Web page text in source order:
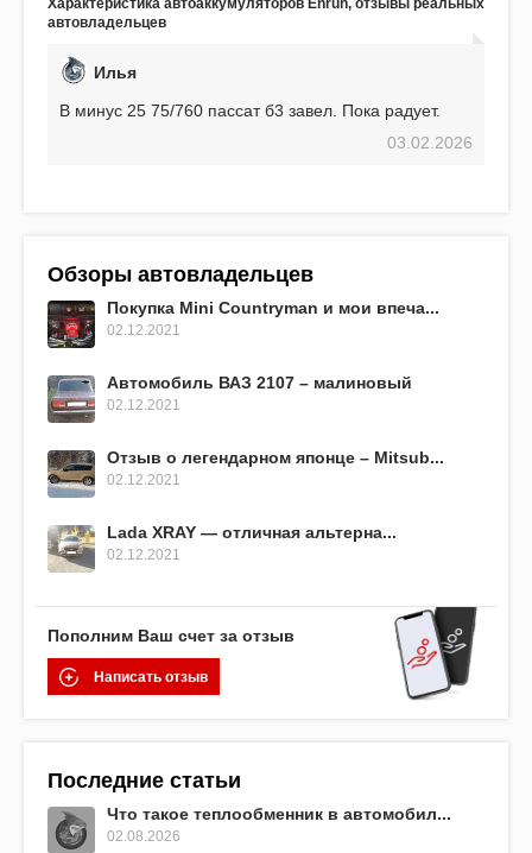
EFB 75. Судя по характеристикам, он даже
превосходит предыдущую модель.
автовладельцев
Илья
В минус 25 75/760 пассат б3 завел. Пока радует.
03.02.2026
Обзоры автовладельцев
Покупка Mini Countryman и мои впеча...
02.12.2021
Автомобиль ВАЗ 2107 – малиновый
02.12.2021
Отзыв о легендарном японце – Mitsub...
02.12.2021
Lada XRAY — отличная альтерна...
02.12.2021
Пополним Ваш счет за отзыв
Написать отзыв
Последние статьи
Что такое теплообменник в автомобил...
02.08.2026